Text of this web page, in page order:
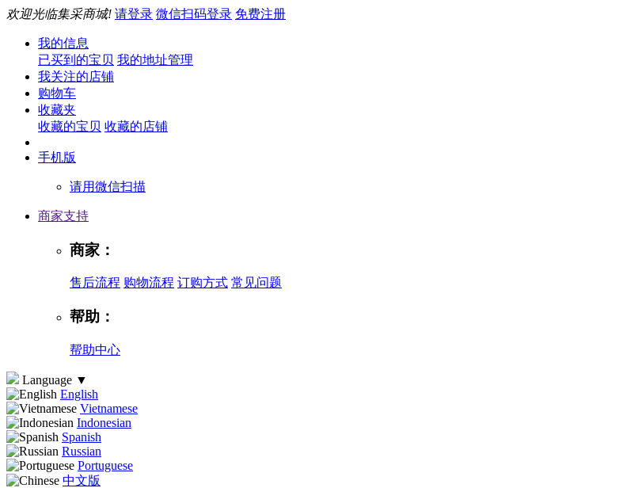
欢迎光临集采商城! 请登录 微信扫码登录 免费注册
我的信息
已买到的宝贝 我的地址管理
我关注的店铺
购物车
收藏夹
收藏的宝贝 收藏的店铺
手机版
请用微信扫描
商家支持
商家：
售后流程 购物流程 订购方式 常见问题
帮助：
帮助中心
Language ▼
English
Vietnamese
Indonesian
Spanish
Russian
Portuguese
中文版